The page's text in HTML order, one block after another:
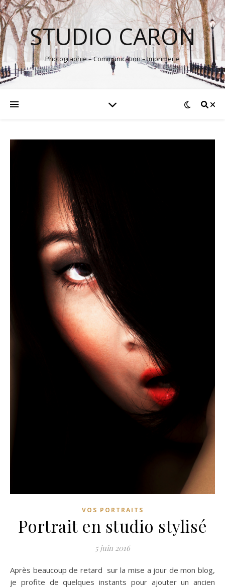
STUDIO CARON
Photographie – Communication – Imprimerie
VOS PORTRAITS
Portrait en studio stylisé
5 juin 2016
Après beaucoup de retard sur la mise a jour de mon blog,
je profite de quelques instants pour ajouter un ancien